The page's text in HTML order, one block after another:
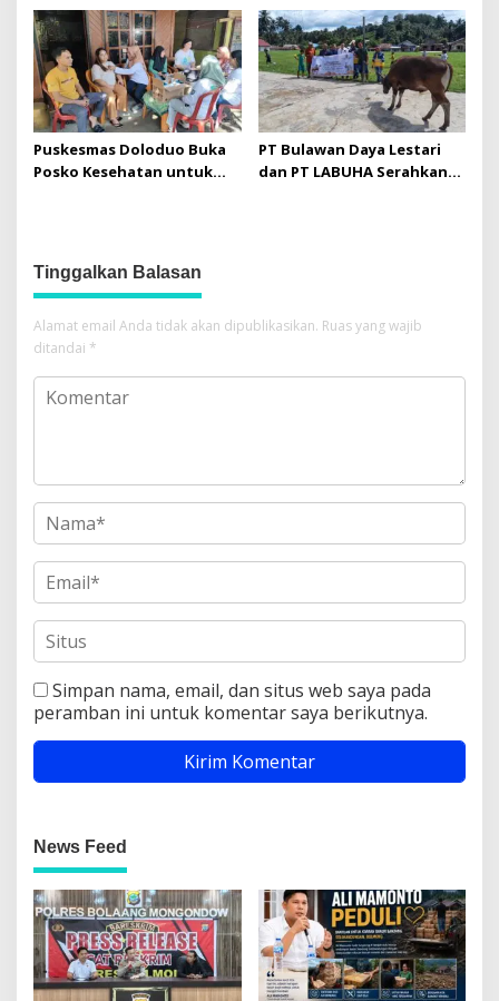
Bandang di
Solimandungan Bolmong
Terdampak, 601 Jiwa
Mengungsi
Puskesmas Doloduo Buka
Posko Kesehatan untuk
PT Bulawan Daya Lestari
dan PT LABUHA Serahkan
Tinggalkan Balasan
Alamat email Anda tidak akan dipublikasikan. Ruas yang wajib
ditandai *
Simpan nama, email, dan situs web saya pada
peramban ini untuk komentar saya berikutnya.
News Feed